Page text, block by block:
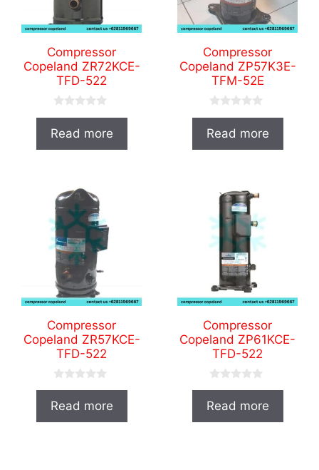
Compressor
Copeland ZR72KCE-
TFD-522
u
Read more
Compressor
Copeland ZP57K3E-
TFM-52E
u
Read more
Compressor
Copeland ZR57KCE-
TFD-522
0
u
Read more
Compressor
Copeland ZP61KCE-
TFD-522
0
u
Read more